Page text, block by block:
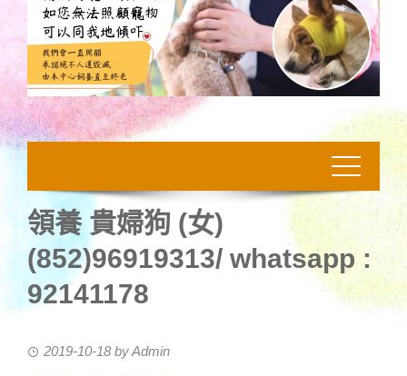
領養 貴婦狗 (女)
(852)96919313/ whatsapp :
92141178
2019-10-18 byAdmin